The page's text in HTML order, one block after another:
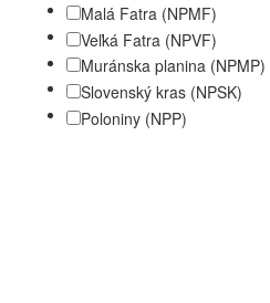
Malá Fatra (NPMF)
Veľká Fatra (NPVF)
Muránska planina (NPMP)
Slovenský kras (NPSK)
Poloniny (NPP)